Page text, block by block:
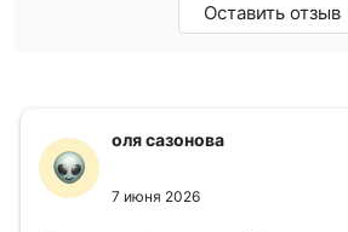
Оставить отзыв
оля сазонова
7 июня 2026